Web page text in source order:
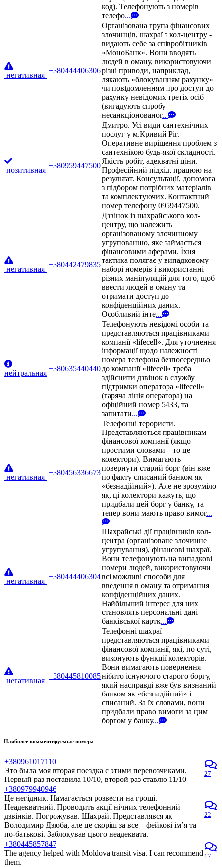
код). Телефонують з номерів
телефо...
негативная
+380444406306
Організована група фінансових
злочинців, шахраї з кол-центру -
видають себе за співробітників
«МоноБанк». Вони вводять
людей в оману, використовуючи
різні приводи, наприклад,
лякають «блокуванням рахунку»
чи повідомленням про доступ до
рахунку невідомих третіх осіб
(вигадують спробу
несанкціонованог...
позитивная
+380959447500
Дмитро. Усі види сантехнічних
послуг у м.Кривий Ріг.
Оперативне вирішення проблем з
сантехнікою будь-якої складності.
Якість робіт, адекватні ціни.
Професійний підхід, працюю на
результат. Консультації, допомога
з підбором потрібних матеріалів
та комплектуючих. Контактний
номер телефону 0959447500.
негативная
+380442479835
Дзвінок із шахрайського кол-
центру, що належить
організованому злочинному
угрупованню, яке займається
фінансовими аферами. Їхня
тактика полягає у випадковому
наборі номерів і використанні
різних маніпуляцій для того, щоб
ввести людей в оману та
отримати доступ до
конфіденційних даних.
Особливий інте...
нейтральная
+380635440440
Телефонують невідомі особи та
представляються працівниками
компанії «lifecell». Для уточнення
інформації щодо належності
номера телефона безпосередньо
до компанії «lifecell» треба
здійснити дзвінок в службу
підтримки оператора «lifecell»
(гаряча лінія оператора) на
офіційний номер 5433, та
запитати...
негативная
+380456336673
Телефонні терористи.
Представляються працівникам
фінансової компанії (якщо
простими словами – то це
колектори). Вимагають
повернути старий борг (він вже
по факту списаний банком як
«безнадійний»). Але не зрозуміло
як, ці колектори кажуть, що
придбали цей борг у банку, та
тепер вони мають право вимог...
негативная
+380444406304
Шахрайські дії працівників кол-
центра (організоване злочинне
угрупування), фінансові шахраї.
Вони телефонують на випадкові
номери людей, використовуючи
всі можливі способи для
введення в оману та отримання
конфіденційних даних.
Найбільший інтерес для них
становлять персональні дані
банківської картк...
негативная
+380445810085
Телефонні шахраї
представляються працівниками
фінансової компанії, які, по суті,
виконують функції колекторів.
Вони вимагають повернення
нібито існуючого старого боргу,
який насправді вже був визнаний
банком як «безнадійний» і
списаний. За їх словами, вони
придбали право вимоги за цим
боргом у банку...
Наиболее комментируемые номера
+380961017110
Это была моя вторая поездка с этими перевозчиками.
Первый раз поставила 10/10, второй раз ставлю 11/10
27
+380979940946
Це негідник. Намагається розвести на гроші.
Неадекватний. Проводить акції нічних телефонний
дзвінків. Погрожував. Шахрай. Представлявся як
Володимир Дзюба, але це скоріш за все – фейкові ім’я та
по-батькові. Заблокував цього неадеквата.
22
+380445857847
The agency helped with Moldova transit visa. I can recommend
them.
17